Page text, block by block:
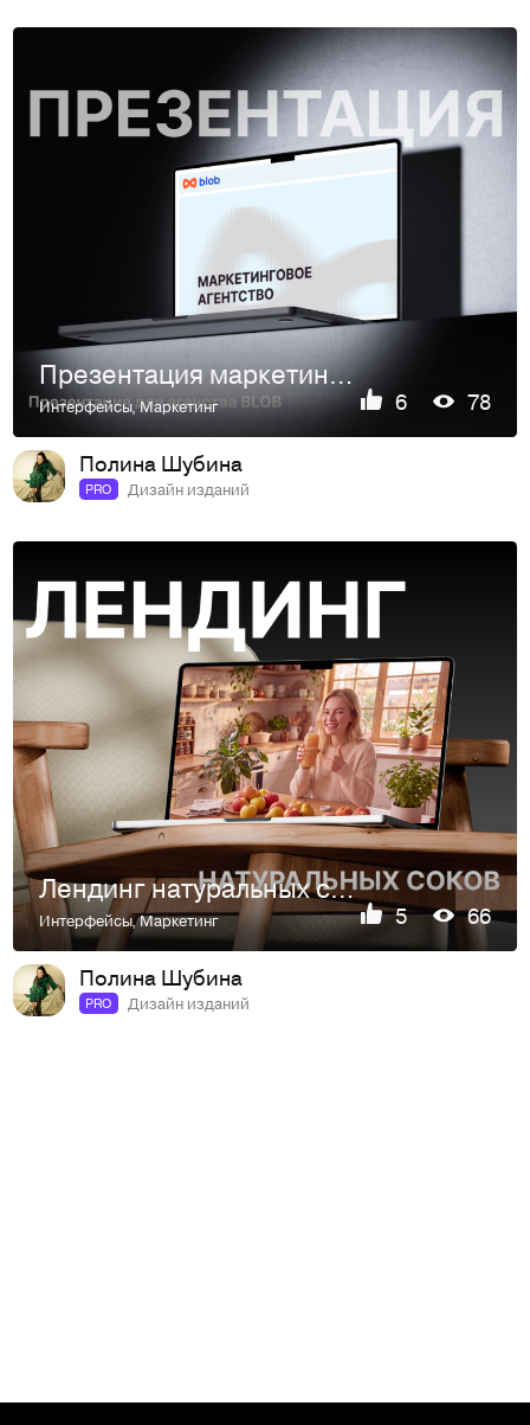
Презентация маркетингового агенства
Интерфейсы,Маркетинг 6 78
Полина Шубина
PRO Дизайн изданий
Лендинг натуральных соков
Интерфейсы,Маркетинг 5 66
Полина Шубина
PRO Дизайн изданий